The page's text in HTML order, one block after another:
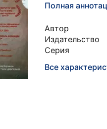
Полная
Автор
Издательство
Серия
Все